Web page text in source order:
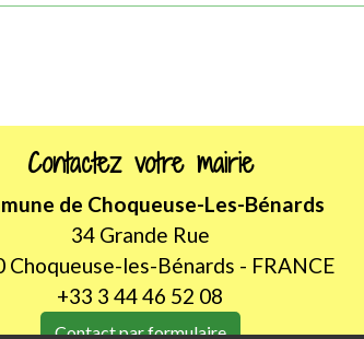
Contactez votre mairie
de Choqueuse-Les-Bénards
34 Grande Rue
Choqueuse-les-Bénards - FRANCE
+33 3 44 46 52 08
Contact par formulaire